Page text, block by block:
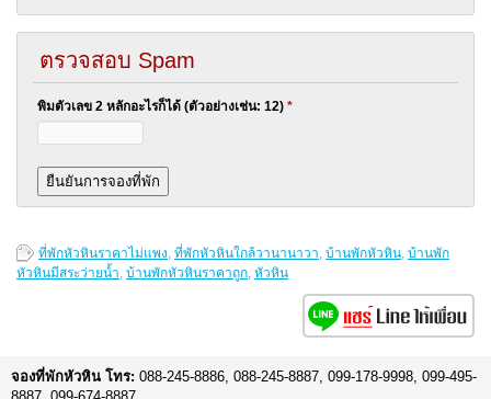
ตรวจสอบ Spam
พิมตัวเลข 2 หลักอะไรก็ได้ (ตัวอย่างเช่น: 12) *
ที่พักหัวหินราคาไม่แพง, ที่พักหัวหินใกล้วานานาวา, บ้านพักหัวหิน, บ้านพัก
หัวหินมีสระว่ายน้ำ, บ้านพักหัวหินราคาถูก, หัวหิน
จองที่พักหัวหิน โทร: 088-245-8886, 088-245-8887, 099-178-9998, 099-495-